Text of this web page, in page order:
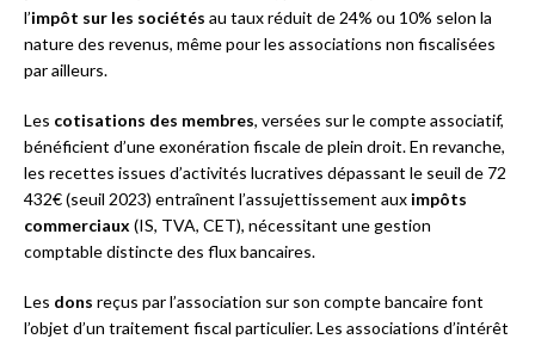
l’impôt sur les sociétés au taux réduit de 24% ou 10% selon la
nature des revenus, même pour les associations non fiscalisées
par ailleurs.
Les cotisations des membres, versées sur le compte associatif,
bénéficient d’une exonération fiscale de plein droit. En revanche,
les recettes issues d’activités lucratives dépassant le seuil de 72
432€ (seuil 2023) entraînent l’assujettissement aux impôts
commerciaux (IS, TVA, CET), nécessitant une gestion
comptable distincte des flux bancaires.
Les dons reçus par l’association sur son compte bancaire font
l’objet d’un traitement fiscal particulier. Les associations d’intérêt